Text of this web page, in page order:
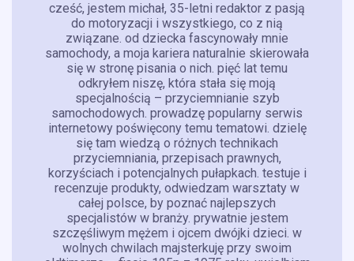
cześć, jestem michał, 35-letni redaktor z pasją
do motoryzacji i wszystkiego, co z nią
związane. od dziecka fascynowały mnie
samochody, a moja kariera naturalnie skierowała
się w stronę pisania o nich. pięć lat temu
odkryłem niszę, która stała się moją
specjalnością – przyciemnianie szyb
samochodowych. prowadzę popularny serwis
internetowy poświęcony temu tematowi. dzielę
się tam wiedzą o różnych technikach
przyciemniania, przepisach prawnych,
korzyściach i potencjalnych pułapkach. testuje i
recenzuje produkty, odwiedzam warsztaty w
całej polsce, by poznać najlepszych
specjalistów w branży. prywatnie jestem
szczęśliwym mężem i ojcem dwójki dzieci. w
wolnych chwilach majsterkuję przy swoim